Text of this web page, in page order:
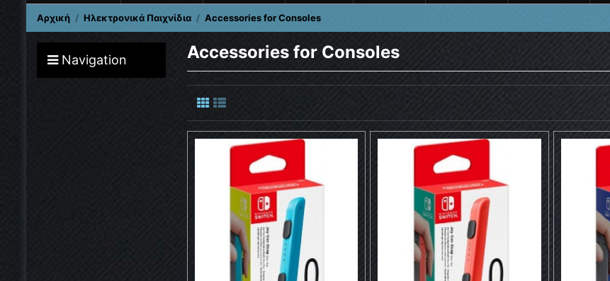
Αρχική Ηλεκτρονικά Παιχνίδια Accessories for Consoles
Accessories for Consoles
Navigation